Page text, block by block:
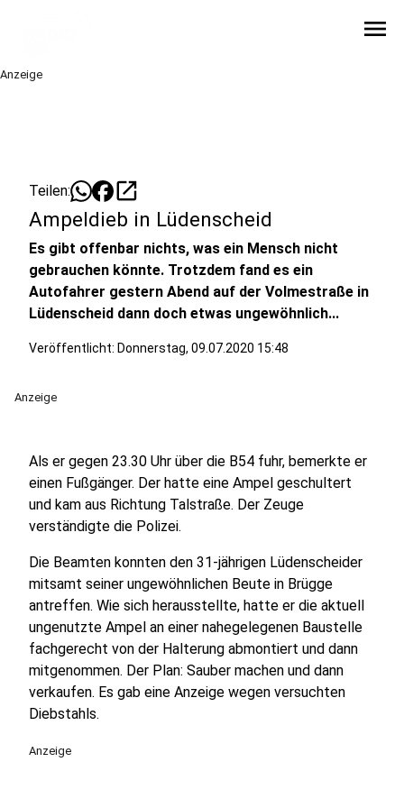
menu
Anzeige
Teilen: open_in_new
Ampeldieb in Lüdenscheid
Es gibt offenbar nichts, was ein Mensch nicht
gebrauchen könnte. Trotzdem fand es ein
Autofahrer gestern Abend auf der Volmestraße in
Lüdenscheid dann doch etwas ungewöhnlich...
Veröffentlicht: Donnerstag, 09.07.2020 15:48
Anzeige
Als er gegen 23.30 Uhr über die B54 fuhr, bemerkte er
einen Fußgänger. Der hatte eine Ampel geschultert
und kam aus Richtung Talstraße. Der Zeuge
verständigte die Polizei.
Die Beamten konnten den 31-jährigen Lüdenscheider
mitsamt seiner ungewöhnlichen Beute in Brügge
antreffen. Wie sich herausstellte, hatte er die aktuell
ungenutzte Ampel an einer nahegelegenen Baustelle
fachgerecht von der Halterung abmontiert und dann
mitgenommen. Der Plan: Sauber machen und dann
verkaufen. Es gab eine Anzeige wegen versuchten
Diebstahls.
Anzeige